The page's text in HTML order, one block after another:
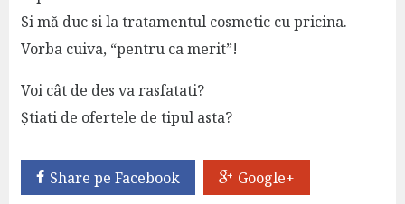
Si mă duc si la tratamentul cosmetic cu pricina.
Vorba cuiva, “pentru ca merit”!
Voi cât de des va rasfatati?
Știati de ofertele de tipul asta?
Share pe Facebook Google+